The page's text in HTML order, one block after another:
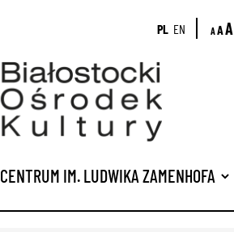
PL EN AAA
CENTRUM IM. LUDWIKA ZAMENHOFA